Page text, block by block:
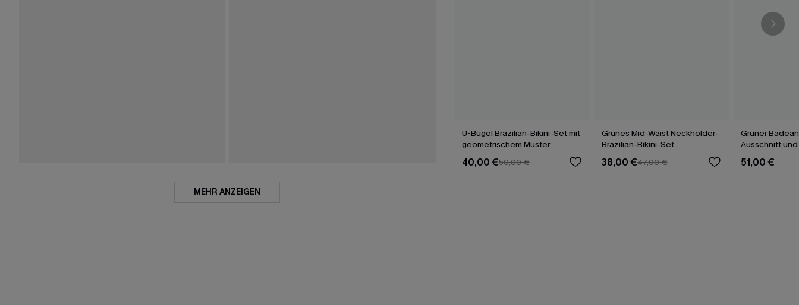
MEHR ANZEIGEN
U-Bügel Brazilian-Bikini-Set mit
geometrischem Muster
40,00 €50,00 €
Grünes Mid-Waist Neckholder-
Brazilian-Bikini-Set
38,00 €47,00 €
Grüner
Ausschnitt
51,00 €